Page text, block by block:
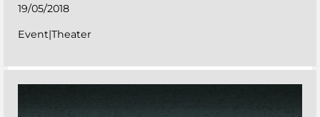
19/05/2018
Event|Theater